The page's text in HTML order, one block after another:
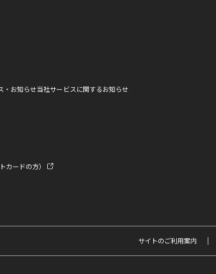
・お知らせ当社サービスに関するお知らせ
カードの方）
サイトのご利用案内